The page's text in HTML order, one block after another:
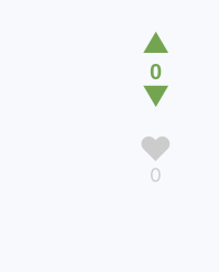
▲
0
▼
♥
0